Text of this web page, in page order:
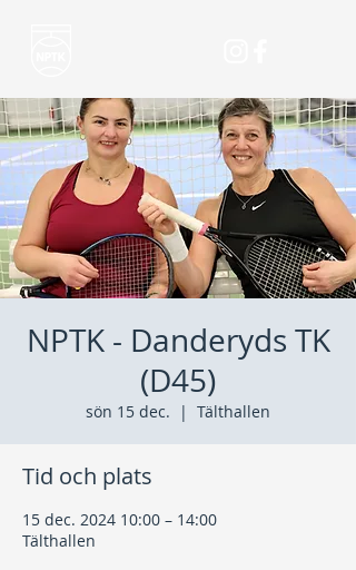
NPTK - Danderyds TK
(D45)
sön 15 dec.
  |
Tälthallen
Tid och plats
15 dec. 2024 10:00 – 14:00
Tälthallen